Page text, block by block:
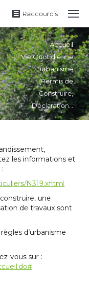
Raccourcis
êtes ici :
Accueil
Vie Quotidienne
L’urbanisme
(Permis de
Construire,
Déclaration…
les informations et
N319.xhtml
une
de travaux sont
d’urbanisme
vous sur :